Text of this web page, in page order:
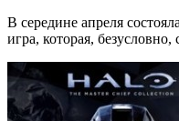
В середине апреля
игра, которая,